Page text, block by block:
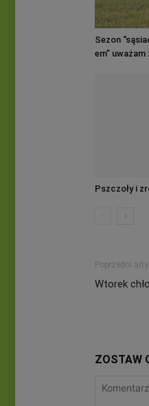
Sezon
em”
Pszczoły i
Poprzedni
Wtorek
ZOSTAW